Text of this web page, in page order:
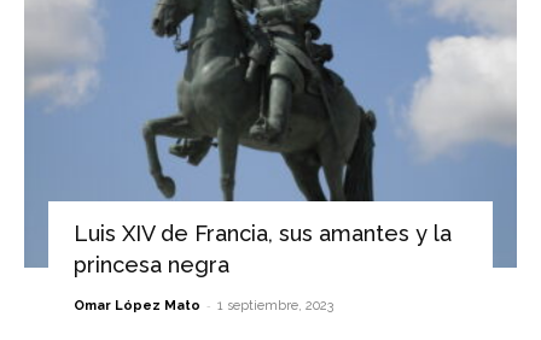
Luis XIV de Francia, sus amantes y la
princesa negra
Omar López Mato - 1 septiembre, 2023